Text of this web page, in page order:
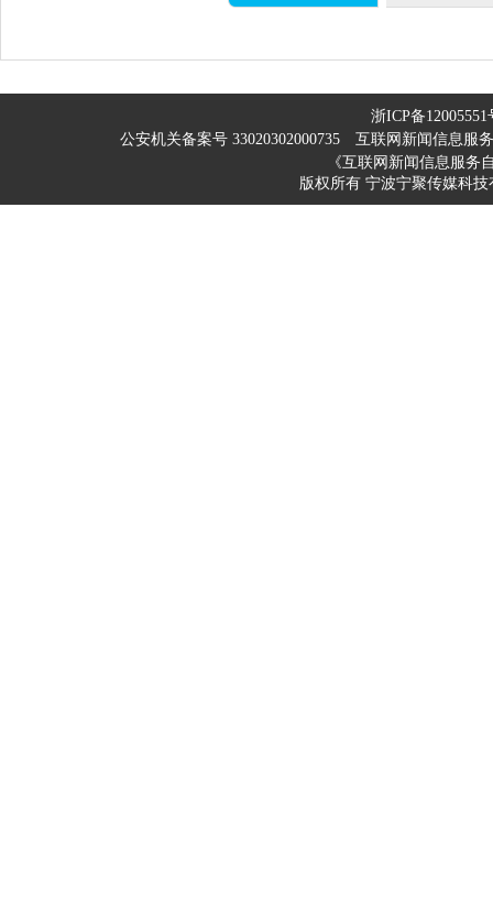
浙ICP备12005551
公安机关备案号 33020302000735
互联网新闻信息服
《互联网新闻信息服务
版权所有 宁波宁聚传媒科技